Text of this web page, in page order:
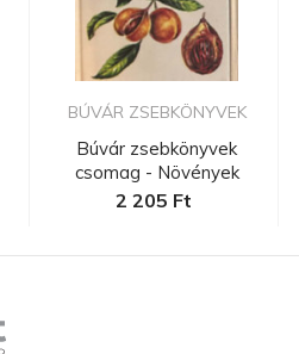
BÚVÁR ZSEBKÖNYVEK
Búvár zsebkönyvek
csomag - Növények
2 205 Ft